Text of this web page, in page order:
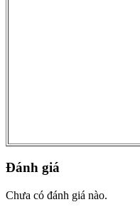
Đánh giá
Chưa có đánh giá nào.